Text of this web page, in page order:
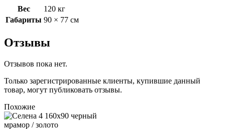
Вес
120 кг
Габариты 90 × 77 см
Отзывы
Отзывов пока нет.
Только зарегистрированные клиенты, купившие данный
товар, могут публиковать отзывы.
Похожие